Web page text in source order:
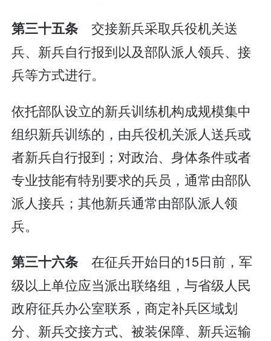
第三十五条 交接新兵采取兵役机关送
兵、新兵自行报到以及部队派人领兵、接
兵等方式进行。
依托部队设立的新兵训练机构成规模集中
组织新兵训练的，由兵役机关派人送兵或
者新兵自行报到；对政治、身体条件或者
专业技能有特别要求的兵员，通常由部队
派人接兵；其他新兵通常由部队派人领
兵。
第三十六条 在征兵开始日的15日前，军
级以上单位应当派出联络组，与省级人民
政府征兵办公室联系，商定补兵区域划
分、新兵交接方式、被装保障、新兵运输